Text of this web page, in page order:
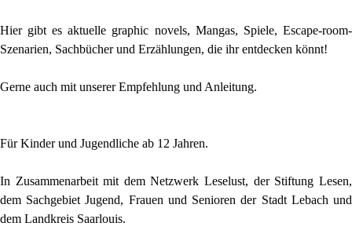
Hier gibt es aktuelle graphic novels, Mangas, Spiele, Escape-room-
Szenarien, Sachbücher und Erzählungen, die ihr entdecken könnt!
Gerne auch mit unserer Empfehlung und Anleitung.
Für Kinder und Jugendliche ab 12 Jahren.
In Zusammenarbeit mit dem Netzwerk Leselust, der Stiftung Lesen,
dem Sachgebiet Jugend, Frauen und Senioren der Stadt Lebach und
dem Landkreis Saarlouis.